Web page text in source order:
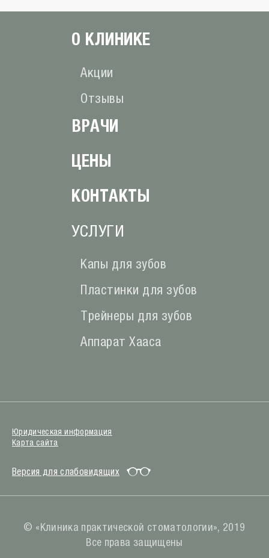
О КЛИНИКE
Акции
Отзывы
ВРАЧИ
ЦЕНЫ
КОНТАКТЫ
УСЛУГИ
Капы для зубов
Пластинки для зубов
Трейнеры для зубов
Аппарат Хааса
© «Клиника практической стоматологии», 2019
Все права защищены
Юридическая информация
Карта сайта
Версия для слабовидящих